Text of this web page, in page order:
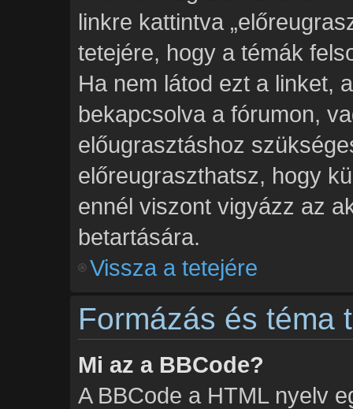
linkre kattintva
tetejére, hogy a témák
Ha nem látod ezt a linket,
bekapcsolva a fórumon,
előugrasztáshoz
előreugraszthatsz, hogy
ennél viszont vigyázz az
betartására.
Vissza a tetejére
Formázás és téma
Mi az a BBCode?
A BBCode a HTML nyelv